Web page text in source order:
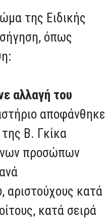
της Ειδικής
όπως
αλλαγή του
αποφάνθηκε
Β. Γκίκα
προσώπων
αριστούχους κατά
κατά σειρά